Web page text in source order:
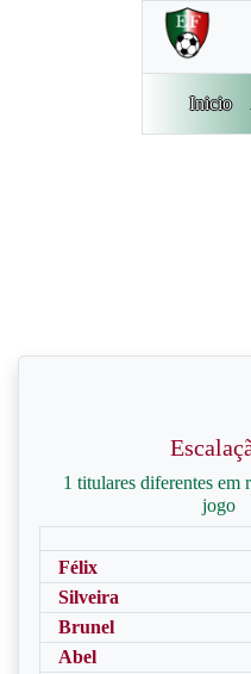
Inicio
1 titulares diferentes em
jogo
Félix
Silveira
Brunel
Abel